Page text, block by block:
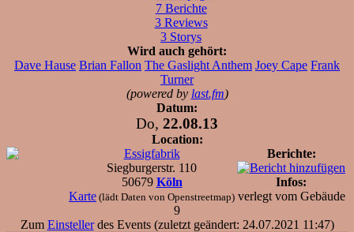
7 Berichte
3 Reviews
3 Storys
Wird auch gehört:
Dave Hause Brian Fallon The Gaslight Anthem Joey Cape Frank
Turner
(powered by last.fm)
Datum:
Do, 22.08.13
Location:
Essigfabrik
Siegburgerstr. 110
50679 Köln
Karte (lädt Daten von Openstreetmap)
Berichte:
Infos:
verlegt vom Gebäude
9
Zum Einstellerdes Events (zuletzt geändert: 24.07.2021 11:47)